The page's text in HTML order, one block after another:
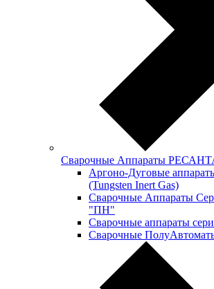
Сварочные Аппараты
Аргоно-Дуговые
(Tungsten Inert Gas)
Сварочные Аппараты
"ПН"
Сварочные аппараты
Сварочные